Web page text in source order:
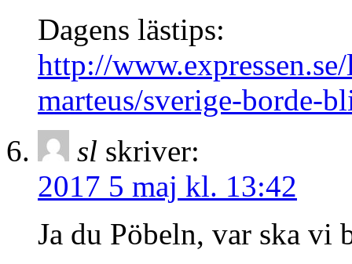
Dagens lästips:
http://
marteus/sverige-borde-
sl skriver:
2017 5 maj kl. 13:42
Ja du Pöbeln, var ska vi